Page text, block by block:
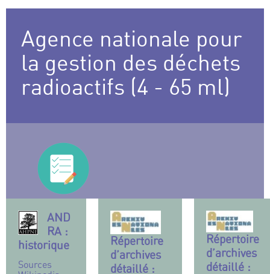
Agence nationale pour
la gestion des déchets
radioactifs (4 - 65 ml)
AND
RA :
historique
Sources
Répertoire
d’archives
détaillé :
Répertoire
d’archives
détaillé :